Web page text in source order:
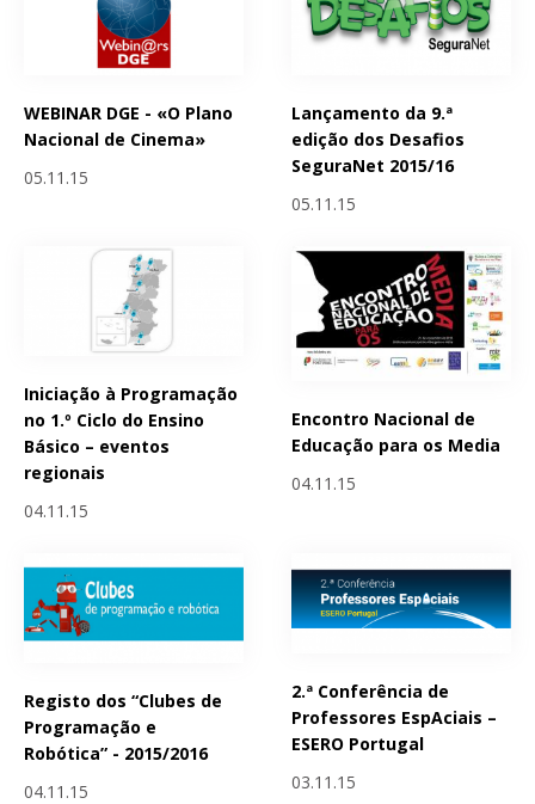
WEBINAR DGE - «O Plano
Nacional de Cinema»
05.11.15
Lançamento da 9.ª
edição dos Desafios
SeguraNet 2015/16
05.11.15
Iniciação à Programação
no 1.º Ciclo do Ensino
Básico – eventos
regionais
04.11.15
Encontro Nacional de
Educação para os Media
04.11.15
Registo dos “Clubes de
Programação e
Robótica” - 2015/2016
04.11.15
2.ª Conferência de
Professores EspAciais –
ESERO Portugal
03.11.15